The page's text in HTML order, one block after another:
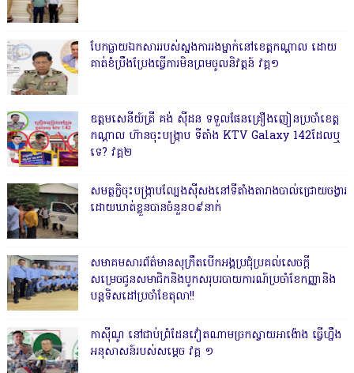
បែកធ្លាយឯកសាររបស់ស្នងការរងម្នាក់នៅខេត្តកណ្ដាល ដោយ
គាត់ខំប្រឹងប្រែងធ្វើការមិនព្រមចូលនិវត្តន៍ វគ្គ១
ឧត្តមសេនីយ៍ត្រី គង់ ស៊ីដន ទទួលផែនគ្រឿងញៀនប្រចាំខេត្ត
កណ្តាល ហ៊ានចុះបង្ក្រាប ទីតាំង KTV Galaxy 142ដែលឬ
ទេ? វគ្គ២
សមត្ថកិ្ចចុះបង្ក្រាបល្បែងស៊ីសងនៅទីតាំងតារាងបាល់ជ្រោយចង្វារ
ដោយឃាត់ខ្លួនបានចំនួន០៩នាក់
សមាគមសារព័ត៌មានសុក្រឹតបើកអង្គប្រជុំប្រគល់សេចក្តី
សម្រេចជូនសមាជិកនិងបូកសរុបរបាយការណ៍ប្រចាំខែកញ្ញានិង
បន្តទិសដៅប្រចាំខែតុលា!!
កាសុីណូ នៅជាប់ព្រំដែនវៀតណាមច្រកស្វាយអាង៉ោង ធ្វើហ្នឹង
អនុសាសន៍របស់សម្ដេច វគ្គ ១